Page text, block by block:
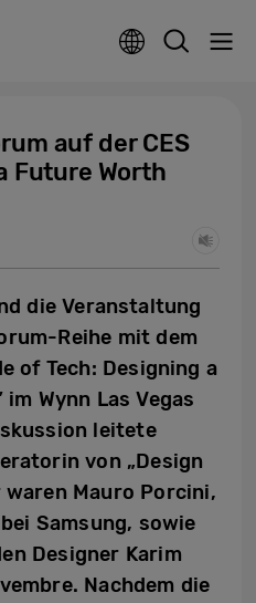
auf der CES
Future Worth
die Veranstaltung
Reihe mit dem
of Tech: Designing a
Wynn Las Vegas
leitete
von „Design
waren Mauro Porcini,
Samsung, sowie
Designer Karim
Nachdem die